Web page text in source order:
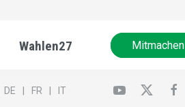
Wahlen27 Mitmachen
DE FR IT